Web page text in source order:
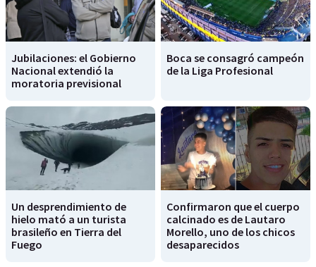
Jubilaciones: el Gobierno
Nacional extendió la
moratoria previsional
Boca se consagró campeón
de la Liga Profesional
Un desprendimiento de
hielo mató a un turista
brasileño en Tierra del
Fuego
Confirmaron que el cuerpo
calcinado es de Lautaro
Morello, uno de los chicos
desaparecidos